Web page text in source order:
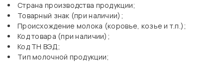
Страна производства продукции;
Товарный знак (при наличии);
Происхождение молока (коровье, козье и т.п.);
Код товара (при наличии);
Код ТН ВЭД;
Тип молочной продукции;